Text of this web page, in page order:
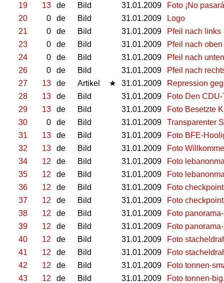
19
13 de Bild 31.01.2009
Foto ¡No
20
0 de Bild 31.01.2009
Logo
21
0 de Bild 31.01.2009
Pfeil nach links
23
0 de Bild 31.01.2009
Pfeil nach oben
24
0 de Bild 31.01.2009
Pfeil nach unten
26
0 de Bild 31.01.2009
Pfeil nach
27
13 de Artikel ★ 31.01.2009
Repression
28
13 de Bild 31.01.2009
Foto Den
29
13 de Bild 31.01.2009
Foto Besetzte
30
0 de Bild 31.01.2009
Transparenter
31
13 de Bild 31.01.2009
Foto BFE-
32
13 de Bild 31.01.2009
Foto
34
12 de Bild 31.01.2009
Foto
35
12 de Bild 31.01.2009
Foto
36
12 de Bild 31.01.2009
Foto
37
12 de Bild 31.01.2009
Foto
38
12 de Bild 31.01.2009
Foto
39
12 de Bild 31.01.2009
Foto
40
12 de Bild 31.01.2009
Foto
41
12 de Bild 31.01.2009
Foto
42
12 de Bild 31.01.2009
Foto tonnen-
43
12 de Bild 31.01.2009
Foto tonnen-